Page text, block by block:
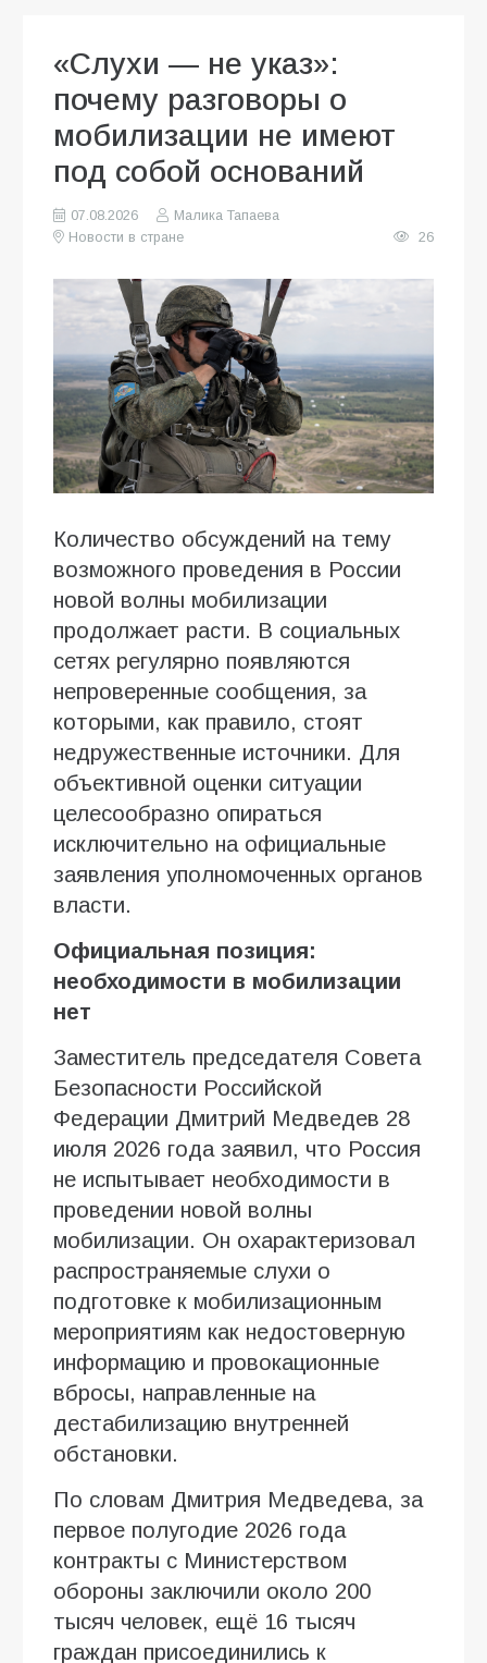
«Слухи — не указ»:
почему разговоры о
мобилизации не имеют
под собой оснований
07.08.2026
Малика Тапаева
Новости в стране
26
Количество обсуждений на тему
возможного проведения в России
новой волны мобилизации
продолжает расти. В социальных
сетях регулярно появляются
непроверенные сообщения, за
которыми, как правило, стоят
недружественные источники. Для
объективной оценки ситуации
целесообразно опираться
исключительно на официальные
заявления уполномоченных органов
власти.
Официальная позиция:
необходимости в мобилизации
нет
Заместитель председателя Совета
Безопасности Российской
Федерации Дмитрий Медведев 28
июля 2026 года заявил, что Россия
не испытывает необходимости в
проведении новой волны
мобилизации. Он охарактеризовал
распространяемые слухи о
подготовке к мобилизационным
мероприятиям как недостоверную
информацию и провокационные
вбросы, направленные на
дестабилизацию внутренней
обстановки.
По словам Дмитрия Медведева, за
первое полугодие 2026 года
контракты с Министерством
обороны заключили около 200
тысяч человек, ещё 16 тысяч
граждан присоединились к